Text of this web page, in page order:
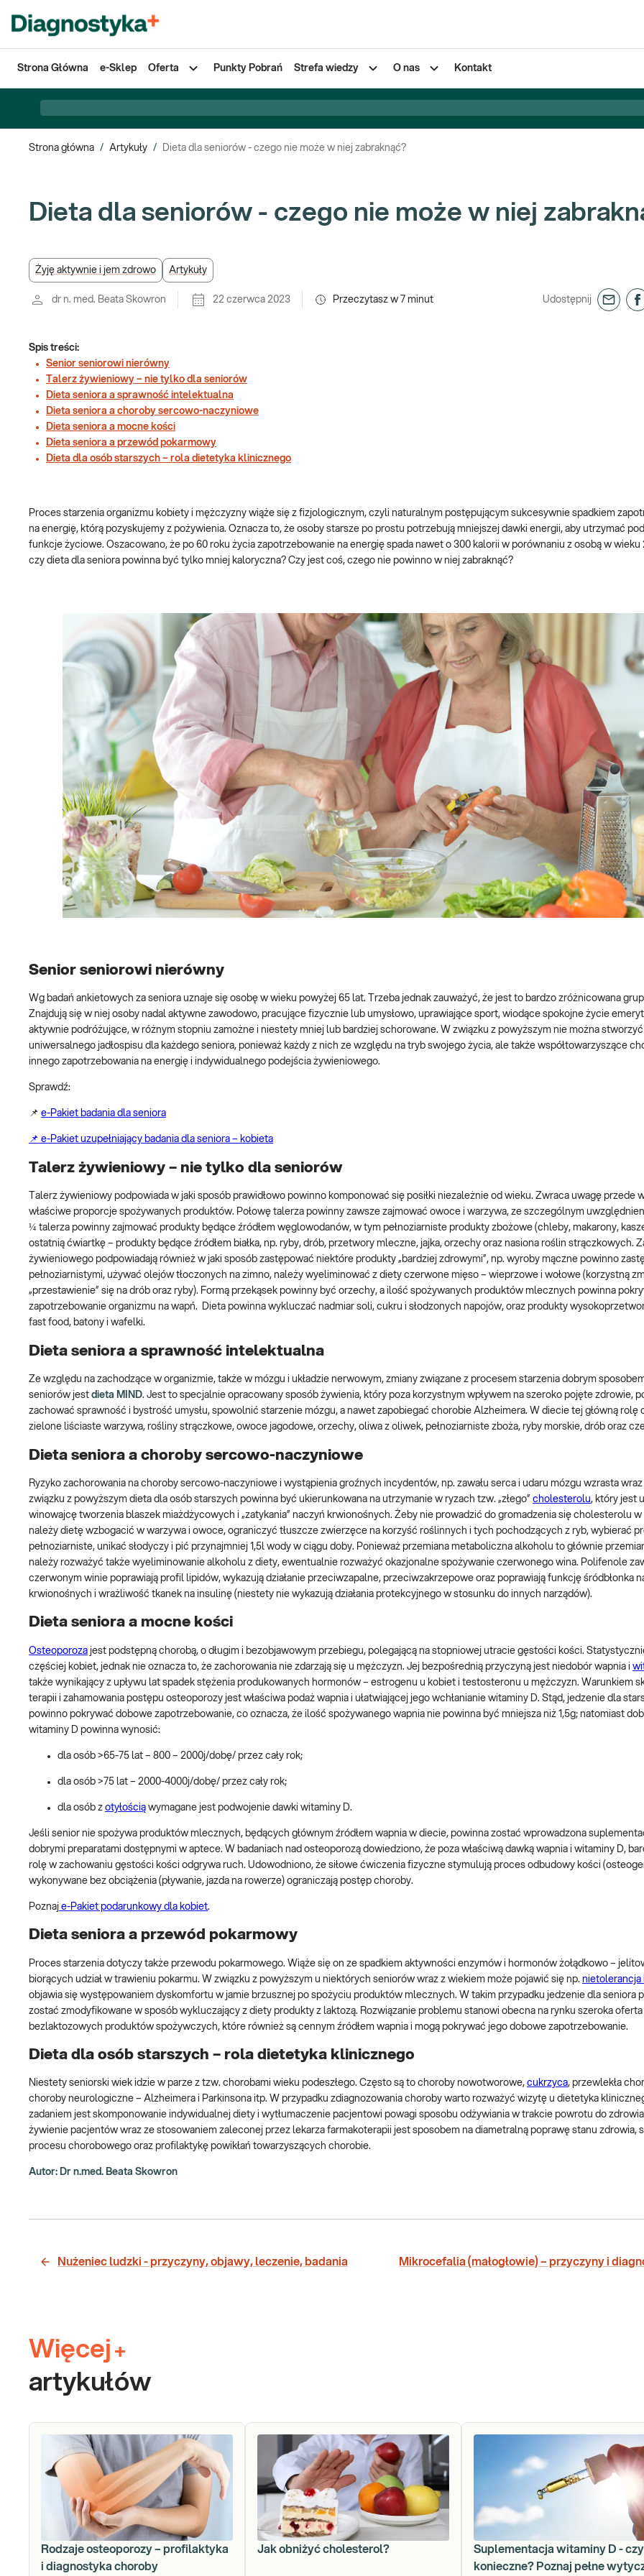
Strona Główna e-Sklep Oferta Punkty Pobrań Strefa wiedzy O nas Kontakt
Strona główna / Artykuły / Dieta dla seniorów - czego nie może w niej zabraknąć?
Dieta dla seniorów - czego nie może w niej
Żyję aktywnie i jem zdrowo Artykuły
dr n. med. Beata Skowron 22 czerwca 2023 Przeczytasz w 7 minut Udostępnij
Spis treści:
Senior seniorowi nierówny
Talerz żywieniowy – nie tylko dla seniorów
Dieta seniora a sprawność intelektualna
Dieta seniora a choroby sercowo-naczyniowe
Dieta seniora a mocne kości
Dieta seniora a przewód pokarmowy
Dieta dla osób starszych – rola dietetyka klinicznego
Proces starzenia organizmu kobiety i mężczyzny wiąże się z fizjologicznym, czyli naturalnym postępującym sukcesywnie spadkiem
na energię, którą pozyskujemy z pożywienia. Oznacza to, że osoby starsze po prostu potrzebują mniejszej dawki energii, aby utrzymać
funkcje życiowe. Oszacowano, że po 60 roku życia zapotrzebowanie na energię spada nawet o 300 kalorii w porównaniu z osobą w wieku
czy dieta dla seniora powinna być tylko mniej kaloryczna? Czy jest coś, czego nie powinno w niej zabraknąć?
Senior seniorowi nierówny
Wg badań ankietowych za seniora uznaje się osobę w wieku powyżej 65 lat. Trzeba jednak zauważyć, że jest to bardzo zróżnicowana
Znajdują się w niej osoby nadal aktywne zawodowo, pracujące fizycznie lub umysłowo, uprawiające sport, wiodące spokojne życie
aktywnie podróżujące, w różnym stopniu zamożne i niestety mniej lub bardziej schorowane. W związku z powyższym nie można
uniwersalnego jadłospisu dla każdego seniora, ponieważ każdy z nich ze względu na tryb swojego życia, ale także współtowarzyszące
innego zapotrzebowania na energię i indywidualnego podejścia żywieniowego.
Sprawdź:
📌 e-Pakiet badania dla seniora
📌 e-Pakiet uzupełniający badania dla seniora – kobieta
Talerz żywieniowy – nie tylko dla seniorów
Talerz żywieniowy podpowiada w jaki sposób prawidłowo powinno komponować się posiłki niezależnie od wieku. Zwraca uwagę przede
właściwe proporcje spożywanych produktów. Połowę talerza powinny zawsze zajmować owoce i warzywa, ze szczególnym
¼ talerza powinny zajmować produkty będące źródłem węglowodanów, w tym pełnoziarniste produkty zbożowe (chleby, makarony,
ostatnią ćwiartkę – produkty będące źródłem białka, np. ryby, drób, przetwory mleczne, jajka, orzechy oraz nasiona roślin strączkowych.
żywieniowego podpowiadają również w jaki sposób zastępować niektóre produkty „bardziej zdrowymi”, np. wyroby mączne powinno
pełnoziarnistymi, używać olejów tłoczonych na zimno, należy wyeliminować z diety czerwone mięso – wieprzowe i wołowe (korzystną
„przestawienie” się na drób oraz ryby). Formą przekąsek powinny być orzechy, a ilość spożywanych produktów mlecznych powinna
zapotrzebowanie organizmu na wapń. Dieta powinna wykluczać nadmiar soli, cukru i słodzonych napojów, oraz produkty
fast food, batony i wafelki.
Dieta seniora a sprawność intelektualna
Ze względu na zachodzące w organizmie, także w mózgu i układzie nerwowym, zmiany związane z procesem starzenia dobrym
seniorów jest dieta MIND. Jest to specjalnie opracowany sposób żywienia, który poza korzystnym wpływem na szeroko pojęte zdrowie,
zachować sprawność i bystrość umysłu, spowolnić starzenie mózgu, a nawet zapobiegać chorobie Alzheimera. W diecie tej główną rolę
zielone liściaste warzywa, rośliny strączkowe, owoce jagodowe, orzechy, oliwa z oliwek, pełnoziarniste zboża, ryby morskie, drób oraz
Dieta seniora a choroby sercowo-naczyniowe
Ryzyko zachorowania na choroby sercowo-naczyniowe i wystąpienia groźnych incydentów, np. zawału serca i udaru mózgu wzrasta
związku z powyższym dieta dla osób starszych powinna być ukierunkowana na utrzymanie w ryzach tzw. „złego” cholesterolu, który jest
winowajcę tworzenia blaszek miażdżycowych i „zatykania” naczyń krwionośnych. Żeby nie prowadzić do gromadzenia się cholesterolu
należy dietę wzbogacić w warzywa i owoce, ograniczyć tłuszcze zwierzęce na korzyść roślinnych i tych pochodzących z ryb, wybierać
pełnoziarniste, unikać słodyczy i pić przynajmniej 1,5l wody w ciągu doby. Ponieważ przemiana metaboliczna alkoholu to głównie
należy rozważyć także wyeliminowanie alkoholu z diety, ewentualnie rozważyć okazjonalne spożywanie czerwonego wina. Polifenole
czerwonym winie poprawiają profil lipidów, wykazują działanie przeciwzapalne, przeciwzakrzepowe oraz poprawiają funkcję śródbłonka
krwionośnych i wrażliwość tkanek na insulinę (niestety nie wykazują działania protekcyjnego w stosunku do innych narządów).
Dieta seniora a mocne kości
Osteoporoza jest podstępną chorobą, o długim i bezobjawowym przebiegu, polegającą na stopniowej utracie gęstości kości.
częściej kobiet, jednak nie oznacza to, że zachorowania nie zdarzają się u mężczyzn. Jej bezpośrednią przyczyną jest niedobór wapnia i
także wynikający z upływu lat spadek stężenia produkowanych hormonów – estrogenu u kobiet i testosteronu u mężczyzn. Warunkiem
terapii i zahamowania postępu osteoporozy jest właściwa podaż wapnia i ułatwiającej jego wchłanianie witaminy D. Stąd, jedzenie dla
powinno pokrywać dobowe zapotrzebowanie, co oznacza, że ilość spożywanego wapnia nie powinna być mniejsza niż 1,5g; natomiast
witaminy D powinna wynosić:
dla osób >65-75 lat – 800 – 2000j/dobę/ przez cały rok;
dla osób >75 lat – 2000-4000j/dobę/ przez cały rok;
dla osób z otyłością wymagane jest podwojenie dawki witaminy D.
Jeśli senior nie spożywa produktów mlecznych, będących głównym źródłem wapnia w diecie, powinna zostać wprowadzona
dobrymi preparatami dostępnymi w aptece. W badaniach nad osteoporozą dowiedziono, że poza właściwą dawką wapnia i witaminy D,
rolę w zachowaniu gęstości kości odgrywa ruch. Udowodniono, że siłowe ćwiczenia fizyczne stymulują proces odbudowy kości
wykonywane bez obciążenia (pływanie, jazda na rowerze) ograniczają postęp choroby.
Poznaj e-Pakiet podarunkowy dla kobiet.
Dieta seniora a przewód pokarmowy
Proces starzenia dotyczy także przewodu pokarmowego. Wiąże się on ze spadkiem aktywności enzymów i hormonów żołądkowo –
biorących udział w trawieniu pokarmu. W związku z powyższym u niektórych seniorów wraz z wiekiem może pojawić się np. nietolerancja
objawia się występowaniem dyskomfortu w jamie brzusznej po spożyciu produktów mlecznych. W takim przypadku jedzenie dla seniora
zostać zmodyfikowane w sposób wykluczający z diety produkty z laktozą. Rozwiązanie problemu stanowi obecna na rynku szeroka oferta
bezlaktozowych produktów spożywczych, które również są cennym źródłem wapnia i mogą pokrywać jego dobowe zapotrzebowanie.
Dieta dla osób starszych – rola dietetyka klinicznego
Niestety seniorski wiek idzie w parze z tzw. chorobami wieku podeszłego. Często są to choroby nowotworowe, cukrzyca, przewlekła
choroby neurologiczne – Alzheimera i Parkinsona itp. W przypadku zdiagnozowania choroby warto rozważyć wizytę u dietetyka
zadaniem jest skomponowanie indywidualnej diety i wytłumaczenie pacjentowi powagi sposobu odżywiania w trakcie powrotu do
żywienie pacjentów wraz ze stosowaniem zaleconej przez lekarza farmakoterapii jest sposobem na diametralną poprawę stanu zdrowia,
procesu chorobowego oraz profilaktykę powikłań towarzyszących chorobie.
Autor: Dr n.med. Beata Skowron
Nużeniec ludzki - przyczyny, objawy, leczenie, badania Mikrocefalia (małogłowie) – przyczyny i
Więcej +
artykułów
Rodzaje osteoporozy – profilaktyka
i diagnostyka choroby
Jak obniżyć cholesterol?
Suplementacja witaminy D -
konieczne? Poznaj pełne